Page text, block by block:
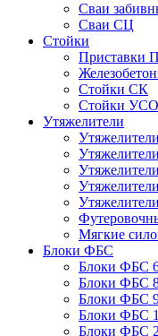
Сваи
Сваи СЦ
Стойки
Приставки
Стойки СК
Стойки
Утяжелители
Мягкие
Блоки ФБС
Блоки ФБС
Блоки ФБС
Блоки ФБС
Блоки ФБС
Блоки ФБС